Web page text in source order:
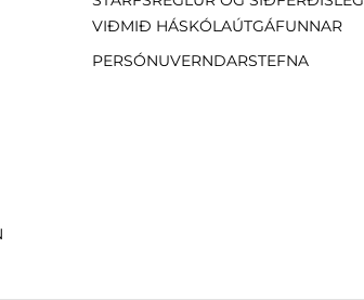
VIÐMIÐ HÁSKÓLAÚTGÁFUNNAR
PERSÓNUVERNDARSTEFNA